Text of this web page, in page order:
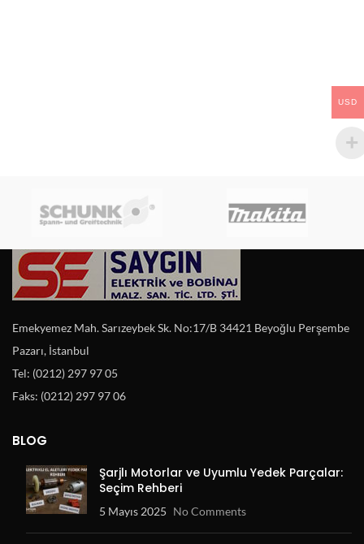
Emekyemez Mah. Sarızeybek Sk. No:17/B 34421 Beyoğlu Perşembe
Pazarı, İstanbul
Tel: (0212) 297 97 05
Faks: (0212) 297 97 06
BLOG
Şarjlı Motorlar ve Uyumlu Yedek Parçalar:
Seçim Rehberi
5 Mayıs 2025 No Comments
USD